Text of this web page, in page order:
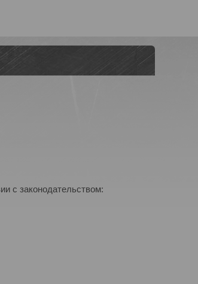
с законодательством: